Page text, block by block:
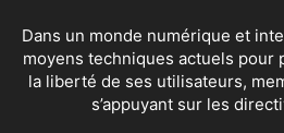
Dans un monde numérique et
moyens techniques actuels pour
la liberté de ses utilisateurs,
s’appuyant sur les